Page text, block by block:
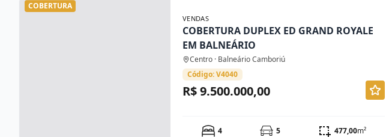
COBERTURA
VENDAS
COBERTURA DUPLEX ED GRAND ROYALE
EM BALNEÁRIO
Centro · Balneário Camboriú
Código: V4040
R$ 9.500.000,00
4 5 477,00m²